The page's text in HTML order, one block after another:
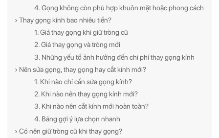
4. Gọng không còn phù hợp khuôn mặt hoặc phong cách
› Thay gọng kính bao nhiêu tiền?
1. Giá thay gọng khi giữ tròng cũ
2. Giá thay gọng và tròng mới
3. Những yếu tố ảnh hưởng đến chi phí thay gọng kính
› Nên sửa gọng, thay gọng hay cắt kính mới?
1. Khi nào chỉ cần sửa gọng kính?
2. Khi nào nên thay gọng kính mới?
3. Khi nào nên cắt kính mới hoàn toàn?
4. Bảng gợi ý lựa chọn nhanh
› Có nên giữ tròng cũ khi thay gọng?